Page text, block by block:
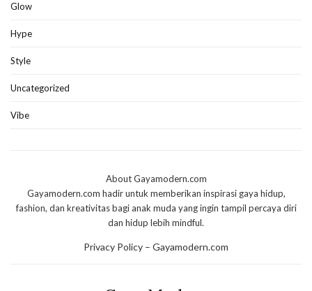
Glow
Hype
Style
Uncategorized
Vibe
About Gayamodern.com
Gayamodern.com hadir untuk memberikan inspirasi gaya hidup,
fashion, dan kreativitas bagi anak muda yang ingin tampil percaya diri
dan hidup lebih mindful.
Privacy Policy – Gayamodern.com